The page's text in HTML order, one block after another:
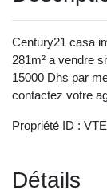
Century21 casa
281m² a vendre
15000 Dhs par
contactez votre
Propriété ID :
Détails